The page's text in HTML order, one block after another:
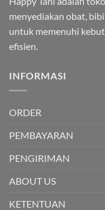
menyediakan obat,
untuk memenuhi
efisien.
INFORMASI
ORDER
PEMBAYARAN
PENGIRIMAN
ABOUT US
KETENTUAN